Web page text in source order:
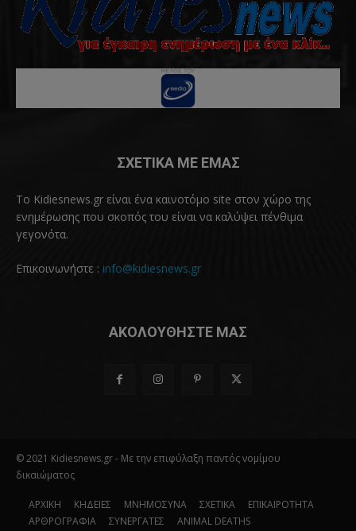
ΣΧΕΤΙΚΑ ΜΕ ΕΜΑΣ
Το Kidiesnews.gr είναι ένα καινοτόμο site στον χώρο της
ενημέρωσης που σκοπός του είναι να καλύψει πένθιμα
γεγονότα.
Επικοινωνήστε : info@kidiesnews.gr
ΑΚΟΛΟΥΘΗΣΤΕ ΜΑΣ
© 2021 Kidiesnews.gr - Με την επιφύλαξη παντός νομίμου
δικαιώματος
ΑΡΧΙΚΗ ΚΗΔΕΙΕΣ ΜΝΗΜΟΣΥΝΑ ΣΧΕΤΙΚΑ
ΕΠΙΚΑΙΡΟΤΗΤΑ
ΑΡΘΡΟΓΡΑΦΙΑ
ΣΥΝΕΡΓΑΤΕΣ
ANIMAL DEATHS